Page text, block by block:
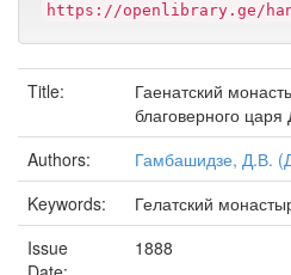
https://openlibrary.ge/
Title:
Гаенатский
благоверного
Authors:
Гамбашидзе, Д.В.
Keywords:
Гелатский
Issue
1888